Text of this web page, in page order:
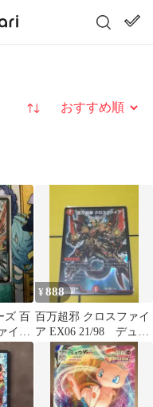
並び替え
ズ 百
イア
¥888
百万超邪 クロスファイ
ア EX06 21/98 デュエ
ルマスターズ